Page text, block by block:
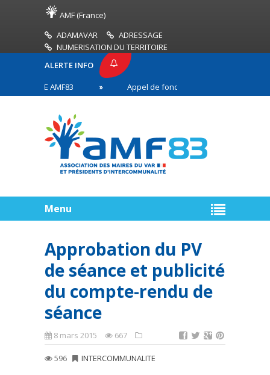
AMF (France)
ADAMAVAR
ADRESSAGE
NUMERISATION DU TERRITOIRE
ALERTE INFO
PRESSE AMF83
Appel de fonds incendies de forêt
en première ligne
Menu
Approbation du PV
de séance et publicité
du compte-rendu de
séance
8 mars 2015 667
596 INTERCOMMUNALITE